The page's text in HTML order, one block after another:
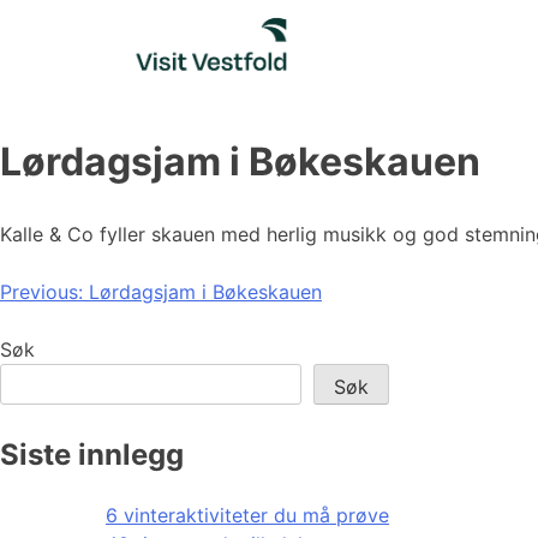
Lørdagsjam i Bøkeskauen
Kalle & Co fyller skauen med herlig musikk og god
Innleggsnavigasjon
Previous: Lørdagsjam i Bøkeskauen
Søk
Søk
Siste innlegg
6 vinteraktiviteter du må prøve